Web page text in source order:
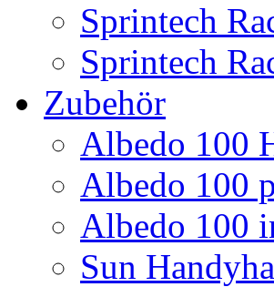
Sprintech
Sprintech
Zubehör
Albedo 100
Albedo 100
Albedo 100
Sun